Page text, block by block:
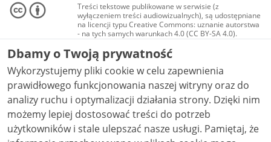
Treści tekstowe publikowane w serwisie (z
wyłączeniem treści audiowizualnych), są udostępniane
na licencji typu Creative Commons: uznanie autorstwa
- na tych samych warunkach 4.0 (CC BY-SA 4.0).
Materiały audiowizualne, w tym zdjęcia, materiały
audio i wideo, są udostępniane na licencji typu
Creative Commons: uznanie autorstwa użycie
niekomercyjne - bez utworów zależnych 4.0 (CC BY-
NC-ND 4.0), o ile nie jest to stwierdzone inaczej.
Dbamy o Twoją prywatność
Wykorzystujemy pliki cookie w celu zapewnienia
prawidłowego funkcjonowania naszej witryny oraz do
analizy ruchu i optymalizacji działania strony. Dzięki nim
możemy lepiej dostosować treści do potrzeb
użytkowników i stale ulepszać nasze usługi. Pamiętaj, że